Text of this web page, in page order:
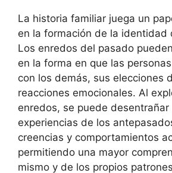
La historia familiar juega un
en la formación de la identidad
Los enredos del pasado
en la forma en que las
con los demás, sus elecciones
reacciones emocionales. Al
enredos, se puede desentrañar
experiencias de los
creencias y comportamientos
permitiendo una mayor
mismo y de los propios